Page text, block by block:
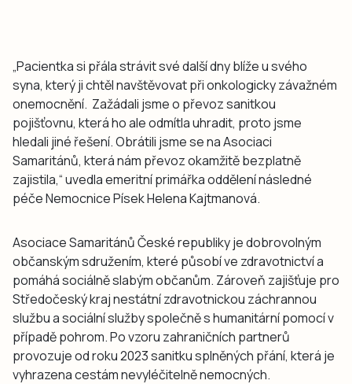
„Pacientka si přála strávit své další dny blíže u svého
syna, který ji chtěl navštěvovat při onkologicky závažném
onemocnění. Zažádali jsme o převoz sanitkou
pojišťovnu, která ho ale odmítla uhradit, proto jsme
hledali jiné řešení. Obrátili jsme se na Asociaci
Samaritánů, která nám převoz okamžitě bezplatně
zajistila,“ uvedla emeritní primářka oddělení následné
péče Nemocnice Písek Helena Kajtmanová.
Asociace Samaritánů České republiky je dobrovolným
občanským sdružením, které působí ve zdravotnictví a
pomáhá sociálně slabým občanům. Zároveň zajišťuje pro
Středočeský kraj nestátní zdravotnickou záchrannou
službu a sociální služby společně s humanitární pomocí v
případě pohrom. Po vzoru zahraničních partnerů
provozuje od roku 2023 sanitku splněných přání, která je
vyhrazena cestám nevyléčitelně nemocných.